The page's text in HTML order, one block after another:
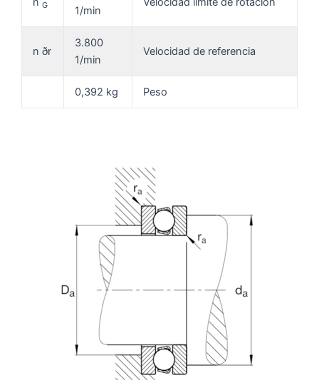
G 1/min
n ðr
3.800
1/min
Velocidad de referencia
0,392 kg Peso